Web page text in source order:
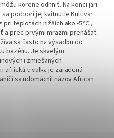
korene odhniť. Na konci jari
podporí jej kvitnutie.Kultivar
pri teplotách nižších ako -5°C ,
pred prvými mrazmi prenášať
sa často na výsadbu do
bazénu. Je skvelým
i zmiešaných
africká trvalka je zaradená
sa udomácnil názov African